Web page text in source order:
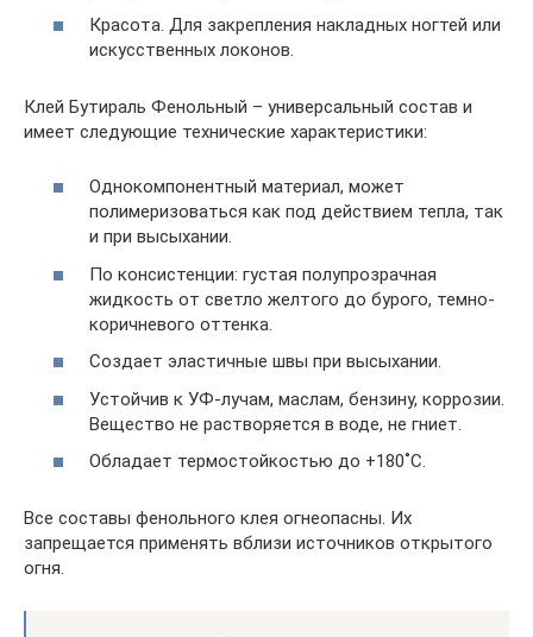
Красота. Для закрепления накладных ногтей или
искусственных локонов.
Клей Бутираль Фенольный – универсальный состав и
имеет следующие технические характеристики:
Однокомпонентный материал, может
полимеризоваться как под действием тепла, так
и при высыхании.
По консистенции: густая полупрозрачная
жидкость от светло желтого до бурого, темно-
коричневого оттенка.
Создает эластичные швы при высыхании.
Устойчив к УФ-лучам, маслам, бензину, коррозии.
Вещество не растворяется в воде, не гниет.
Обладает термостойкостью до +180˚С.
Все составы фенольного клея огнеопасны. Их
запрещается применять вблизи источников открытого
огня.